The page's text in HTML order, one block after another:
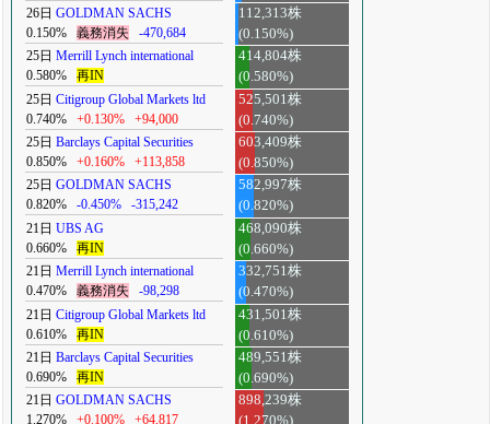
26日 GOLDMAN SACHS
0.150%
義務消失 -470,684
112,313株
(0.150%)
25日 Merrill Lynch international
0.580%
再IN
414,804株
(0.580%)
25日 Citigroup Global Markets ltd
0.740%
+0.130% +94,000
525,501株
(0.740%)
25日 Barclays Capital Securities
0.850%
+0.160% +113,858
603,409株
(0.850%)
25日 GOLDMAN SACHS
0.820%
-0.450% -315,242
582,997株
(0.820%)
21日 UBS AG
0.660%
再IN
468,090株
(0.660%)
21日 Merrill Lynch international
0.470%
義務消失 -98,298
332,751株
(0.470%)
21日 Citigroup Global Markets ltd
0.610%
再IN
431,501株
(0.610%)
21日 Barclays Capital Securities
0.690%
再IN
489,551株
(0.690%)
21日 GOLDMAN SACHS
1.270%
+0.100% +64,817
898,239株